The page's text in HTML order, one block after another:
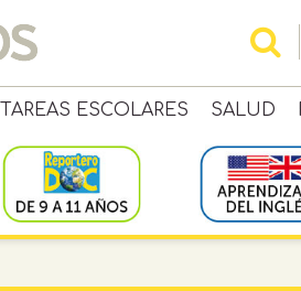
TAREAS ESCOLARES SALUD